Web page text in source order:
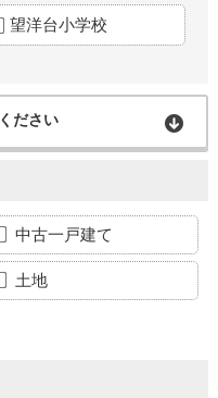
望洋台小学校
ださい
中古一戸建て
土地